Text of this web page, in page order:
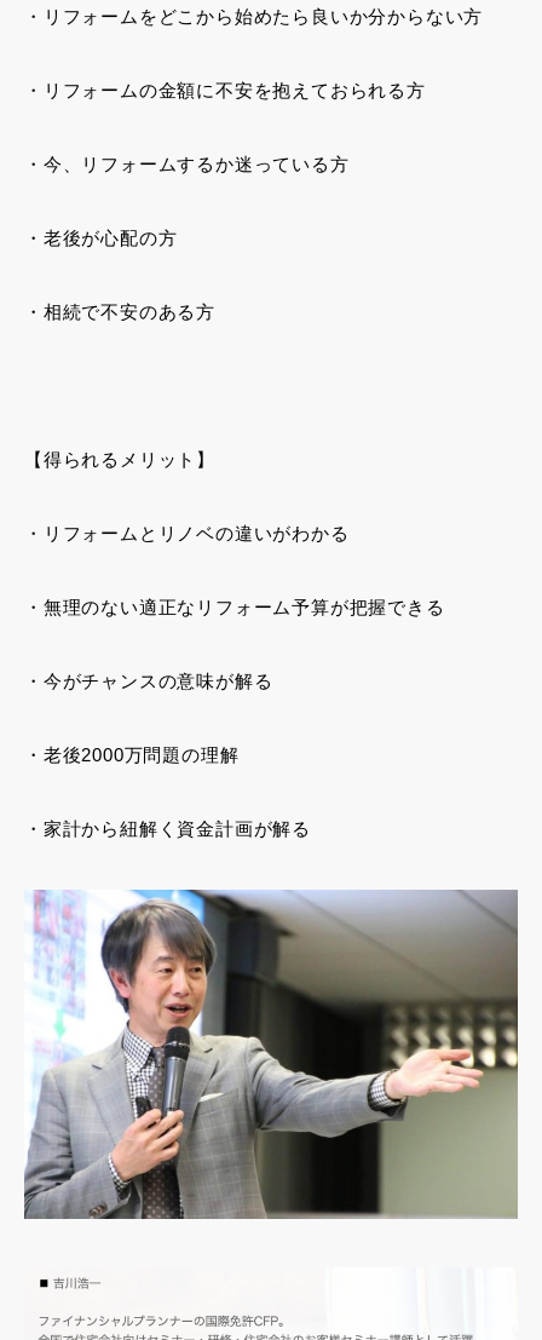
・リフォームをどこから始めたら良いか分からない方
・リフォームの金額に不安を抱えておられる方
・今、リフォームするか迷っている方
・老後が心配の方
・相続で不安のある方
【得られるメリット】
・リフォームとリノベの違いがわかる
・無理のない適正なリフォーム予算が把握できる
・今がチャンスの意味が解る
・老後2000万問題の理解
・家計から紐解く資金計画が解る